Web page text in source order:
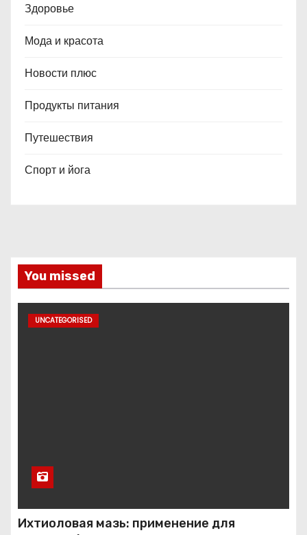
Здоровье
Мода и красота
Новости плюс
Продукты питания
Путешествия
Спорт и йога
You missed
UNCATEGORISED
Ихтиоловая мазь: применение для